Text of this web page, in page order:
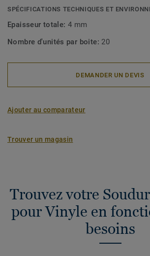
SPÉCIFICATIONS TECHNIQUES ET
Epaisseur totale: 4 mm
Nombre d'unités par boite: 20
DEMANDER UN DEVIS
Ajouter au comparateur
Trouver un magasin
Trouvez votre
pour Vinyle en
besoins